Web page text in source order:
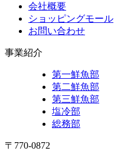
会社概要
ショッピングモール
お問い合わせ
事業紹介
第一鮮魚部
第二鮮魚部
第三鮮魚部
塩冷部
総務部
〒770-0872